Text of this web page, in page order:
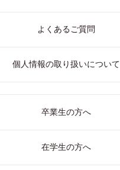
よくあるご質問
個人情報の取り扱いについて
卒業生の方へ
在学生の方へ